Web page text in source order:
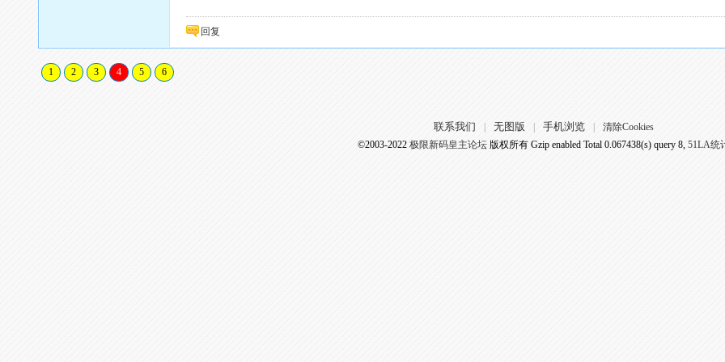
回复
1 2 3 4 5 6
联系我们 无图版 手机浏览
清除Cookies
©2003-2022 极限新码皇主论坛版权所有 Gzip enabled Total 0.067438(s) query 8, 51LA统